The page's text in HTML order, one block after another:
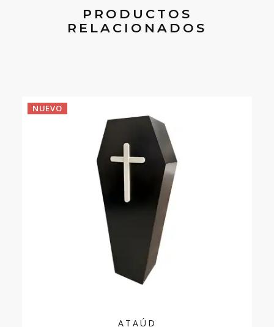
PRODUCTOS
RELACIONADOS
NUEVO
ATAÚD